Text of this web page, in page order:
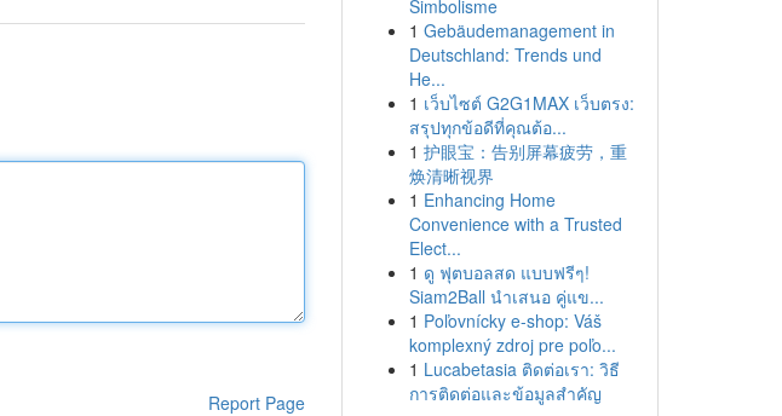
Report Page
Simbolisme
1 Gebäudemanagement in
Deutschland: Trends und
He...
1 เว็บไซต์ G2G1MAX เว็บตรง:
สรุปทุกข้อดีที่คุณต้อ...
1 护眼宝：告别屏幕疲劳，重
焕清晰视界
1 Enhancing Home
Convenience with a Trusted
Elect...
1 ดู ฟุตบอลสด แบบฟรีๆ!
Siam2Ball นำเสนอ คู่แข...
1 Poľovnícky e-shop: Váš
komplexný zdroj pre poľo...
1 Lucabetasia ติดต่อเรา: วิธี
การติดต่อและข้อมูลสำคัญ